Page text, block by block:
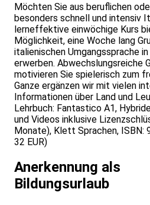
Möchten Sie aus beruflichen
besonders schnell und intensiv
lerneffektive einwöchige Kurs
Möglichkeit, eine Woche lang
italienischen Umgangssprache
erwerben. Abwechslungsreiche
motivieren Sie spielerisch zum
Ganze ergänzen wir mit vielen
Informationen über Land und
Lehrbuch: Fantastico A1,
und Videos inklusive
Monate), Klett Sprachen, ISBN:
32 EUR)
Anerkennung als
Bildungsurlaub